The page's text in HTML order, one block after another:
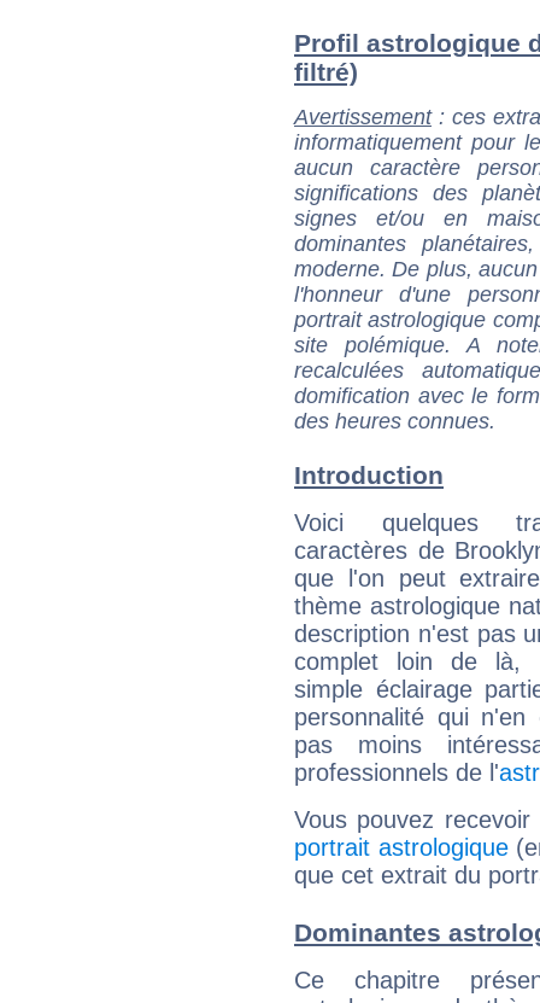
Profil astrologique
filtré)
Avertissement: ces
informatiquement pour
aucun caractère
significations des
signes et/ou en
dominantes
moderne. De plus,
l'honneur d'une
portrait astrologique
site polémique. A
recalculées
domification avec le
des heures connues.
Introduction
Voici quelques
caractères de
que l'on peut
thème astrologique
description n'est pas
complet loin de là,
simple éclairage
personnalité qui n'en
pas moins
professionnels de l'
Vous pouvez
portrait astrologique
que cet extrait du
Dominantes
Ce chapitre